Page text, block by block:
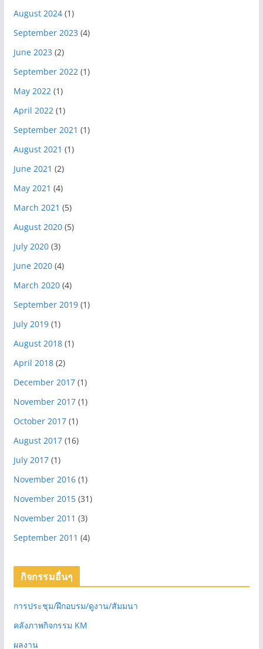
August 2024(1)
September 2023 (4)
June 2023 (2)
September 2022(1)
May 2022(1)
April 2022(1)
September 2021 (1)
August 2021 (1)
June 2021 (2)
May 2021 (4)
March 2021 (5)
August 2020(5)
July 2020(3)
June 2020(4)
March 2020(4)
September 2019(1)
July 2019(1)
August 2018(1)
April 2018(2)
December 2017(1)
November 2017(1)
October 2017(1)
August 2017(16)
July 2017(1)
November 2016(1)
November 2015(31)
November 2011 (3)
September 2011 (4)
กิจกรรมอื่นๆ
การประชุม/ฝึกอบรม/ดูงาน/สัมมนา
คลังภาพกิจกรรม KM
ผลงาน